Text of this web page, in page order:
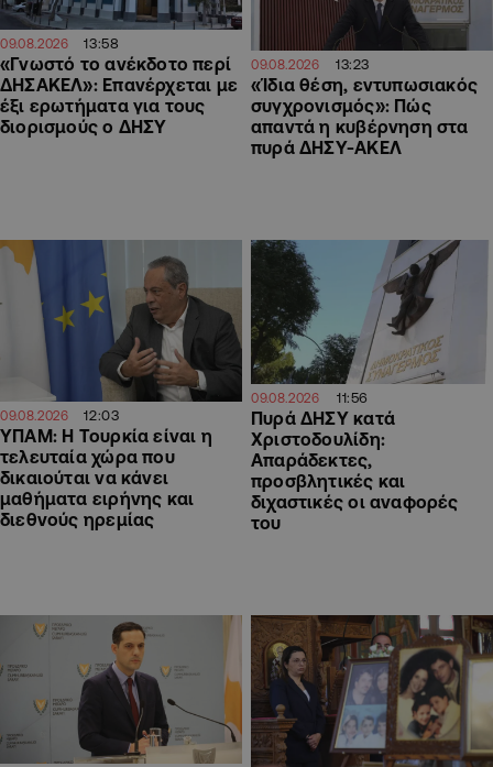
09.08.2026 13:58
«Γνωστό το ανέκδοτο περί
ΔΗΣΑΚΕΛ»: Επανέρχεται με
έξι ερωτήματα για τους
διορισμούς ο ΔΗΣΥ
09.08.2026 13:23
«Ίδια θέση, εντυπωσιακός
συγχρονισμός»: Πώς
απαντά η κυβέρνηση στα
πυρά ΔΗΣΥ-ΑΚΕΛ
09.08.2026 12:03
ΥΠΑΜ: Η Τουρκία είναι η
τελευταία χώρα που
δικαιούται να κάνει
μαθήματα ειρήνης και
διεθνούς ηρεμίας
09.08.2026 11:56
Πυρά ΔΗΣΥ κατά
Χριστοδουλίδη:
Απαράδεκτες,
προσβλητικές και
διχαστικές οι αναφορές
του